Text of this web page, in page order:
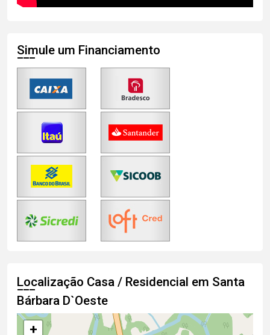
Simule um Financiamento
Localização Casa / Residencial em Santa
Bárbara D`Oeste
+